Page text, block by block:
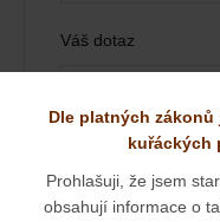
Váš dotaz
Dle platných
kuřáckých
Prohlašuji, že jsem
obsahují informace o